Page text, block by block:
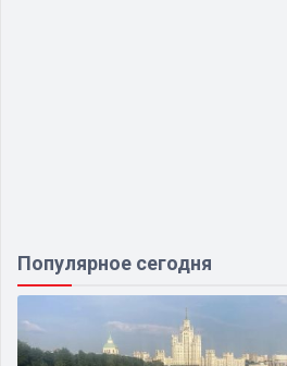
Популярное сегодня